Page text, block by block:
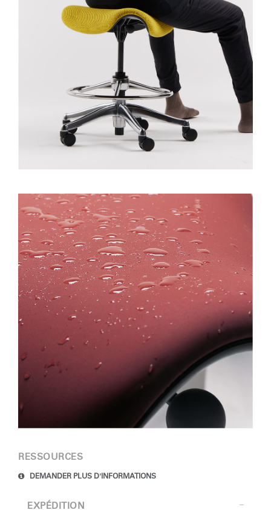
Sélectionnez votre pays
VALIDER
SIGN IN WITH SSO
Mot de passe oublié
France
Select
S'INSCRIRE
RESSOURCES
DEMANDER PLUS D'INFORMATIONS
EXPÉDITION